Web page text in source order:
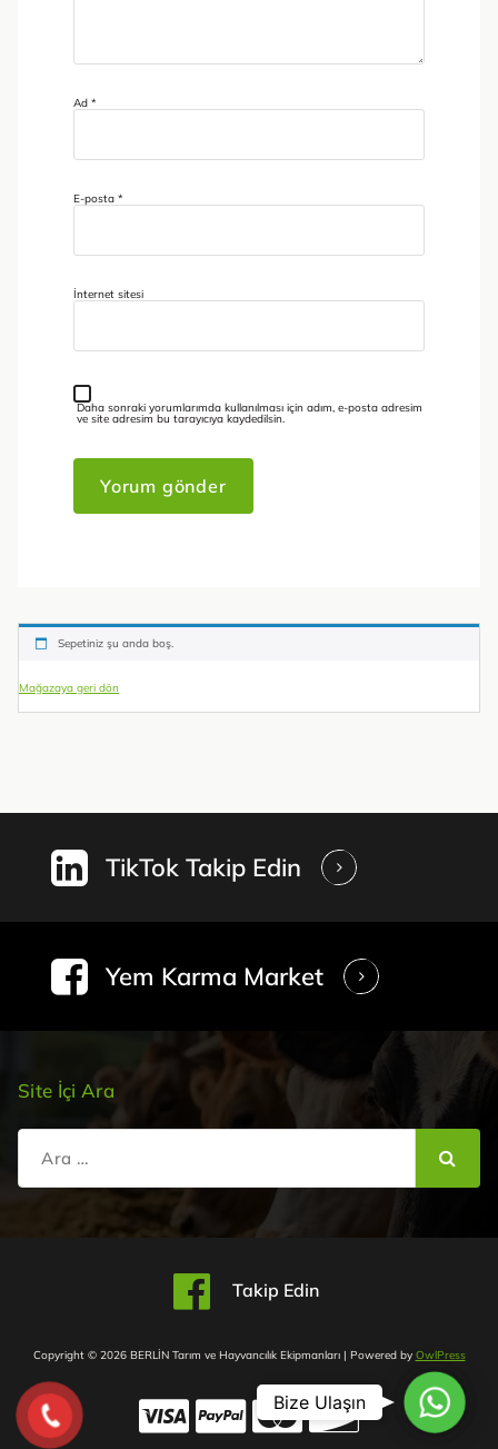
Ad *
E-posta *
İnternet sitesi
Daha sonraki yorumlarımda kullanılması için adım, e-posta adresim
ve site adresim bu tarayıcıya kaydedilsin.
Sepetiniz şu anda boş.
Mağazaya geri dön
TikTok Takip Edin
Yem Karma Market
Site İçi Ara
Şunu
Takip Edin
Copyright © 2026 BERLİN Tarım ve Hayvancılık Ekipmanları | Powered by OwlPress
WhatsApp
Bize Ulaşın